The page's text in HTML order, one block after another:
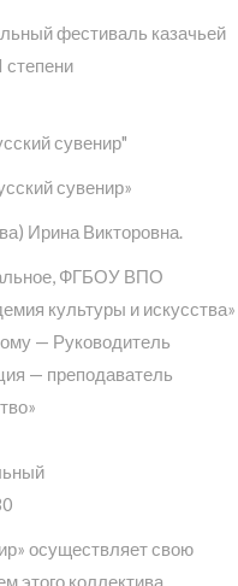
фестиваль казачьей
степени
сувенир"
сувенир»
Ирина Викторовна.
ФГБОУ ВПО
культуры и искусства»
— Руководитель
— преподаватель
осуществляет свою
этого коллектива